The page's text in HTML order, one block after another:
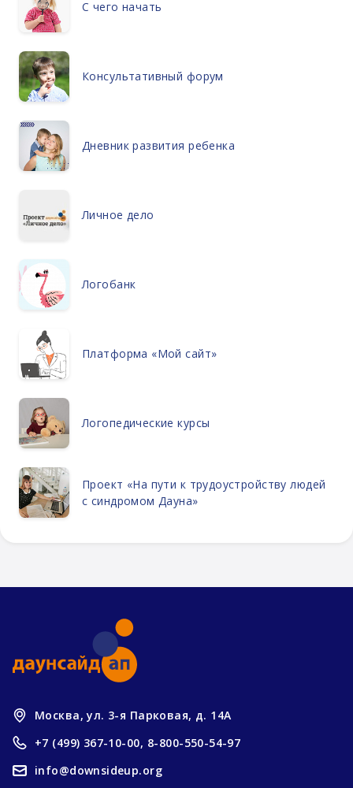
С чего начать
Консультативный форум
Дневник развития ребенка
Личное дело
Логобанк
Платформа «Мой сайт»
Логопедические курсы
Проект «На пути к трудоустройству людей
с синдромом Дауна»
Москва, ул. 3-я Парковая, д. 14А
+7 (499) 367-10-00, 8-800-550-54-97
info@downsideup.org